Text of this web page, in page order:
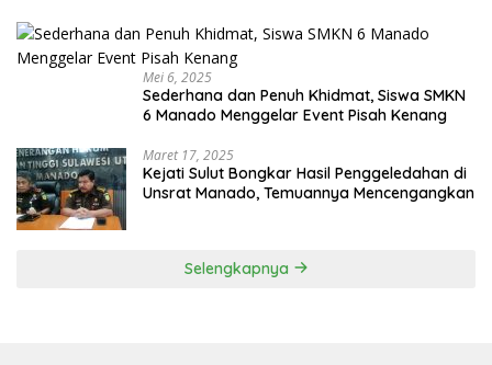
Mei 6, 2025
Sederhana dan Penuh Khidmat, Siswa SMKN
6 Manado Menggelar Event Pisah Kenang
Maret 17, 2025
Kejati Sulut Bongkar Hasil Penggeledahan di
Unsrat Manado, Temuannya Mencengangkan
Selengkapnya